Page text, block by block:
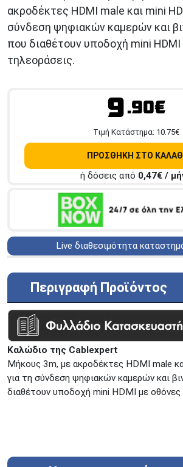
ακροδέκτες HDMI male και mini
σύνδεση ψηφιακών καμερών και
που διαθέτουν υποδοχή mini HDMI
τηλεοράσεις.
9.90€
Tιμή Κατάστημα: 10.75€
ΠΡΟΣΘΗΚΗ ΣΤΟ ΚΑΛΑΘΙ
ή δόσεις από 0,47€ /
Live διαθεσιμότητα
ΑΘΗΝΑ
Στουρνάρη
ΠΕΡΙΣΤΕΡΙ
ΠΕΙΡΑΙΑΣ
Κονδύλη
ΜΕΤΑΜΟΡΦΩΣΗ
Τατοϊόυ
ΓΛΥΦΑΔΑ
ΚΟΛΩΝΟΣ
ΚΕΝΤΡΙΚΕΣ ΑΠΟΘΗΚΕΣ
Περιγραφή Προϊόντος
Καλώδιο της Cablexpert
Mήκους 3m, με ακροδέκτες HDMI male
για τη σύνδεση ψηφιακών καμερών και
διαθέτουν υποδοχή mini HDMI με οθόνες